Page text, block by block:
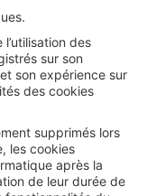
des
sur son
son expérience sur
des cookies
supprimés lors
les cookies
après la
de leur durée de